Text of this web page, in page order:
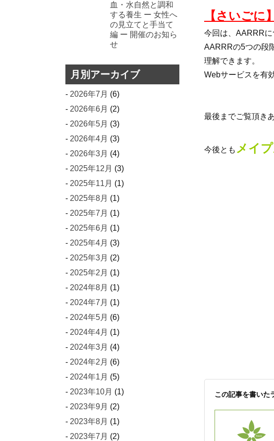
【さいごに】
今回は、AARRRに
AARRRの5つの段
理解できます。
Webサービスを有
最後までご覧頂き
今後とも メイ
この記事を書いた
血・水自然と調和
する養生 ー 女性へ
の見立てと手当て
編 ー 開催のお知ら
せ
月別アーカイブ
2026年7月 (6)
2026年6月 (2)
2026年5月 (3)
2026年4月 (3)
2026年3月 (4)
2025年12月 (3)
2025年11月 (1)
2025年8月 (1)
2025年7月 (1)
2025年6月 (1)
2025年4月 (3)
2025年3月 (2)
2025年2月 (1)
2024年8月 (1)
2024年7月 (1)
2024年5月 (6)
2024年4月 (1)
2024年3月 (4)
2024年2月 (6)
2024年1月 (5)
2023年10月 (1)
2023年9月 (2)
2023年8月 (1)
2023年7月 (2)